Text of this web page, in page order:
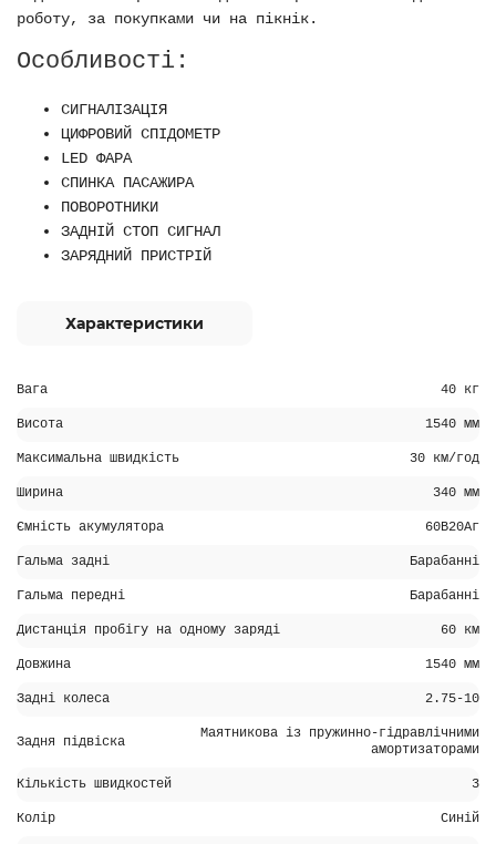
роботу, за покупками чи на пікнік.
Особливості:
СИГНАЛІЗАЦІЯ
ЦИФРОВИЙ СПІДОМЕТР
LED ФАРА
СПИНКА ПАСАЖИРА
ПОВОРОТНИКИ
ЗАДНІЙ СТОП СИГНАЛ
ЗАРЯДНИЙ ПРИСТРІЙ
Характеристики
Вага 40 кг
Висота 1540 мм
Максимальна швидкість 30 км/год
Ширина 340 мм
Ємність акумулятора 60В20Аг
Гальма задні Барабанні
Гальма передні Барабанні
Дистанція пробігу на одному заряді 60 км
Довжина 1540 мм
Задні колеса 2.75-10
Задня підвіска
Маятникова із пружинно-гідравлічними
амортизаторами
Кількість швидкостей 3
Колір Синій